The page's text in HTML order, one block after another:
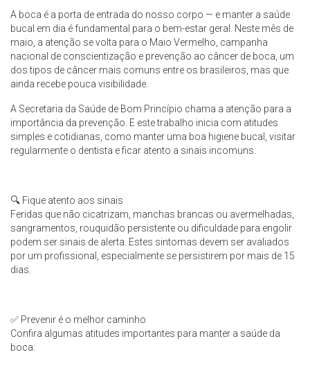
A boca é a porta de entrada do nosso corpo — e manter a saúde
bucal em dia é fundamental para o bem-estar geral. Neste mês de
maio, a atenção se volta para o Maio Vermelho, campanha
nacional de conscientização e prevenção ao câncer de boca, um
dos tipos de câncer mais comuns entre os brasileiros, mas que
ainda recebe pouca visibilidade.
A Secretaria da Saúde de Bom Princípio chama a atenção para a
importância da prevenção. E este trabalho inicia com atitudes
simples e cotidianas, como manter uma boa higiene bucal, visitar
regularmente o dentista e ficar atento a sinais incomuns.
🔍 Fique atento aos sinais
Feridas que não cicatrizam, manchas brancas ou avermelhadas,
sangramentos, rouquidão persistente ou dificuldade para engolir
podem ser sinais de alerta. Estes sintomas devem ser avaliados
por um profissional, especialmente se persistirem por mais de 15
dias.
✅ Prevenir é o melhor caminho
Confira algumas atitudes importantes para manter a saúde da
boca: